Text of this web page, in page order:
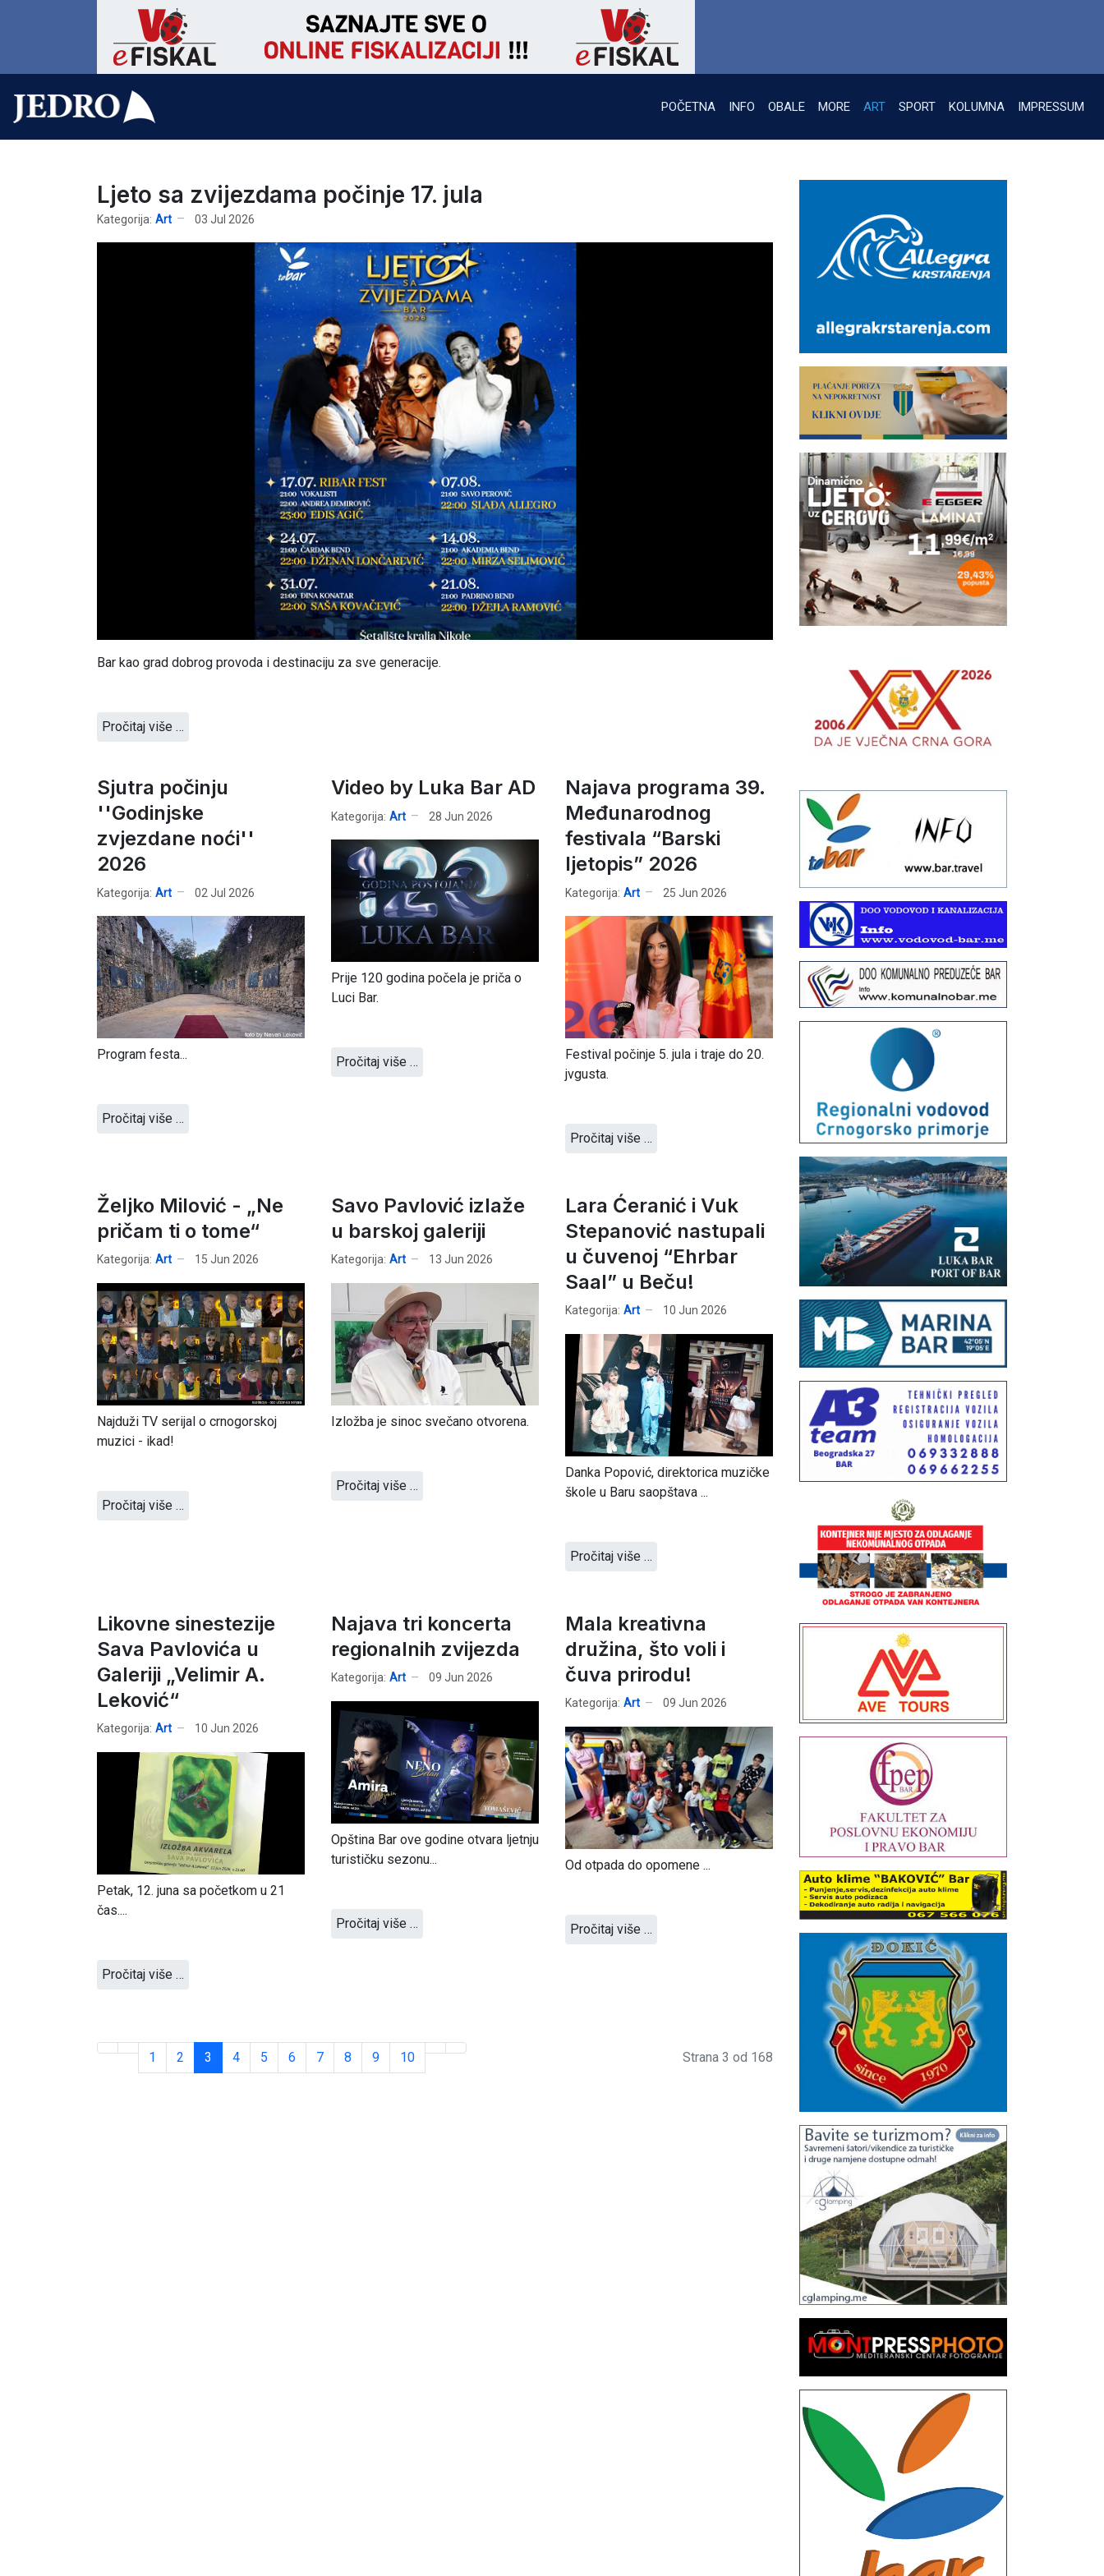
POČETNA INFO OBALE MORE ART SPORT KOLUMNA IMPRESSUM
Ljeto sa zvijezdama počinje 17. jula
Kategorija: Art 03 Jul 2026
Bar kao grad dobrog provoda i destinaciju za sve generacije.
Pročitaj više …
Sjutra počinju
''Godinjske
zvjezdane noći''
2026
Kategorija: Art 02 Jul 2026
Program festa...
Pročitaj više …
Video by Luka Bar AD
Kategorija: Art 28 Jun 2026
Prije 120 godina počela je priča o
Luci Bar.
Pročitaj više …
Najava programa 39.
Međunarodnog
festivala “Barski
ljetopis” 2026
Kategorija: Art 25 Jun 2026
Festival počinje 5. jula i traje do 20.
jvgusta.
Pročitaj više …
Željko Milović - „Ne
pričam ti o tome“
Kategorija: Art 15 Jun 2026
Najduži TV serijal o crnogorskoj
muzici - ikad!
Pročitaj više …
Savo Pavlović izlaže
u barskoj galeriji
Kategorija: Art 13 Jun 2026
Izložba je sinoc svečano otvorena.
Pročitaj više …
Lara Ćeranić i Vuk
Stepanović nastupali
u čuvenoj “Ehrbar
Saal” u Beču!
Kategorija: Art 10 Jun 2026
Danka Popović, direktorica muzičke
škole u Baru saopštava ...
Pročitaj više …
Likovne sinestezije
Sava Pavlovića u
Galeriji „Velimir A.
Leković“
Kategorija: Art 10 Jun 2026
Petak, 12. juna sa početkom u 21
čas....
Pročitaj više …
Najava tri koncerta
regionalnih zvijezda
Kategorija: Art 09 Jun 2026
Opština Bar ove godine otvara ljetnju
turističku sezonu...
Pročitaj više …
Mala kreativna
družina, što voli i
čuva prirodu!
Kategorija: Art 09 Jun 2026
Od otpada do opomene ...
Pročitaj više …
1 2 3 4 5 6 7 8 9 10 Strana 3 od 168